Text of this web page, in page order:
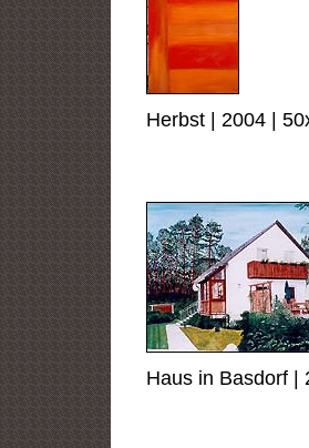
Herbst | 2004 |
Haus in Basdorf |